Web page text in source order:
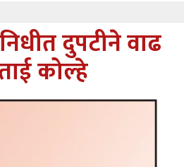
पात्र
– शिवप्रसाद पंडोरे
सामाजिक उपक्रमांनी साजरा
दुपटीने वाढ
कोल्हे